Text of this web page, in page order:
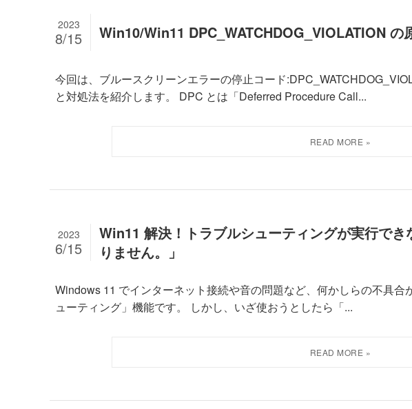
Win10/Win11 DPC_WATCHDOG_VIOLATION の
2023
8/15
今回は、ブルースクリーンエラーの停止コード
と対処法を紹介します。 DPC とは「Deferred Procedure Call...
Win11 解決！トラブルシューティングが実行で
りません。」
2023
6/15
Windows 11 でインターネット接続や音の問題など、何かしらの不具
ューティング」機能です。 しかし、いざ使おうとしたら「...